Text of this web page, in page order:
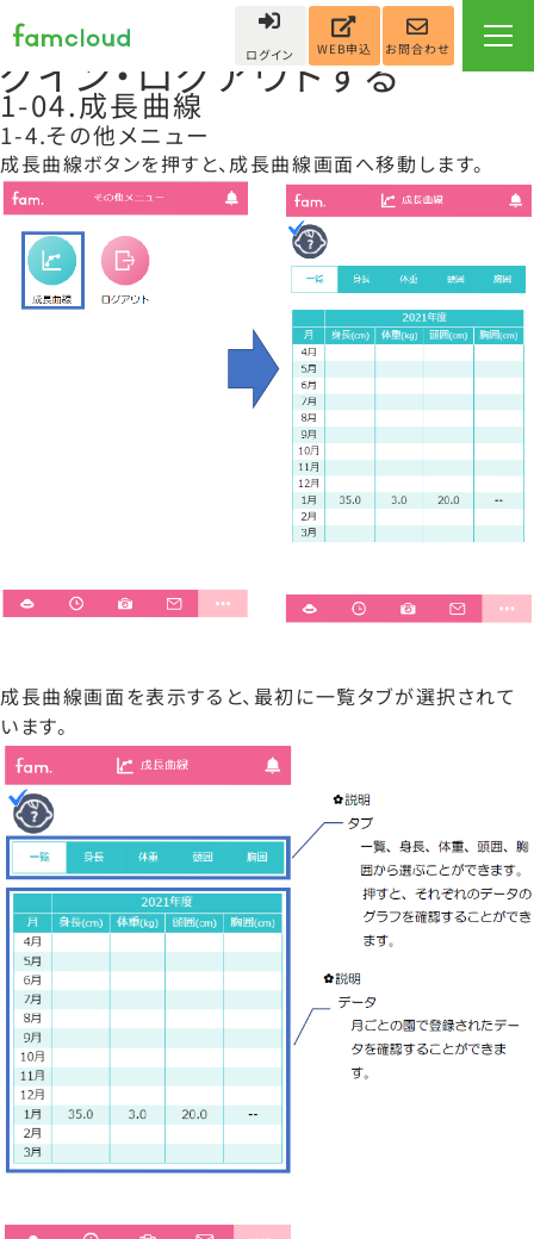
ログイン WEB申込 お問合わせ
fam.保護者アプリ操作マニュ
アルカテゴリー: 1.famにロ
グイン・ログアウトする
1-04.成長曲線
1-4.その他メニュー
成長曲線ボタンを押すと、成長曲線画面へ移動します。
成長曲線画面を表示すると、最初に一覧タブが選択されて
います。